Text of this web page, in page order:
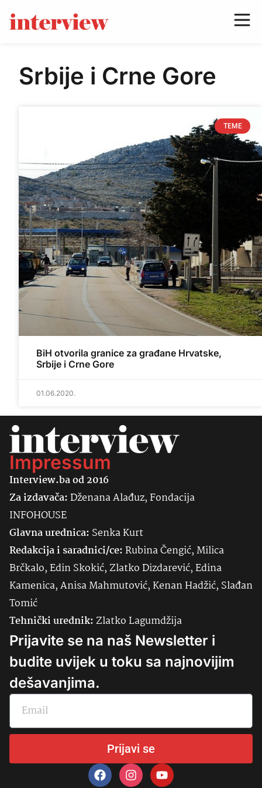
Srbije i Crne Gore
TEME
BiH otvorila granice za građane Hrvatske,
Srbije i Crne Gore
01.06.2020.
Impressum
Interview.ba od 2016
Za izdavača:Dženana Alađuz, Fondacija
INFOHOUSE
Glavna urednica: SenkaKurt
Redakcija i saradnici/ce:Rubina Čengić, Milica
Brčkalo, Edin Skokić, Zlatko Dizdarević, Edina
Kamenica, Anisa Mahmutović, Kenan Hadžić, Slađan
Tomić
Tehnički urednik:Zlatko Lagumdžija
Prijavite se na naš Newsletter i
budite uvijek u toku sa najnovijim
dešavanjima.
Prijavi se